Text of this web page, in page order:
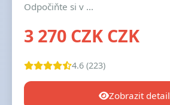
Odpočiňte si v ...
3 270 CZK CZK
4.6 (223)
Zobrazit detail